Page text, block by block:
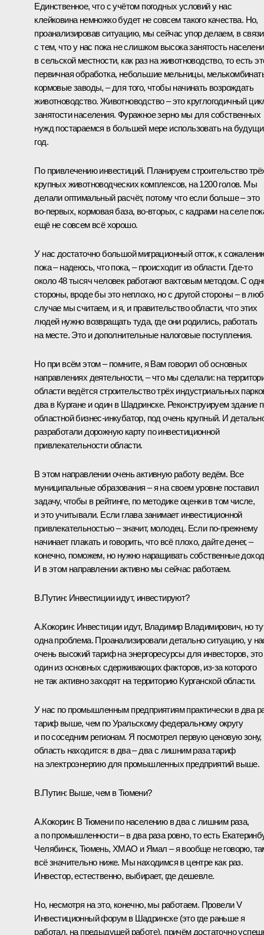
Единственное, что с учётом погодных условий у нас
клейковина немножко будет не совсем такого качества. Но,
проанализировав ситуацию, мы сейчас упор делаем, в связи
с тем, что у нас пока не слишком высока занятость
в сельской местности, как раз на животноводство, то есть
первичная обработка, небольшие мельницы,
кормовые заводы, – для того, чтобы начинать возрождать
животноводство. Животноводство – это круглогодичный
занятости населения. Фуражное зерно мы для собственных
нужд постараемся в большей мере использовать на
год.
По привлечению инвестиций. Планируем строительство
крупных животноводческих комплексов, на 1200 голов. Мы
делали оптимальный расчёт, потому что если больше – это
во‑первых, кормовая база, во‑вторых, с кадрами на селе
ещё не совсем всё хорошо.
У нас достаточно большой миграционный отток, к
пока – надеюсь, что пока, – происходит из области. Где‑то
около 48 тысяч человек работают вахтовым методом. С
стороны, вроде бы это неплохо, но с другой стороны – в
случае мы считаем, и я, и правительство области, что этих
людей нужно возвращать туда, где они родились, работать
на месте. Это и дополнительные налоговые поступления.
Но при всём этом – помните, я Вам говорил об основных
направлениях деятельности, – что мы сделали: на
области ведётся строительство трёх индустриальных
два в Кургане и один в Шадринске. Реконструируем здание
областной бизнес-инкубатор, под очень крупный. И
разработали дорожную карту по инвестиционной
привлекательности области.
В этом направлении очень активную работу ведём. Все
муниципальные образования – я на своем уровне поставил
задачу, чтобы в рейтинге, по методике оценки в том числе,
и это учитывали. Если глава занимает инвестиционной
привлекательностью – значит, молодец. Если по‑прежнему
начинает плакать и говорить, что всё плохо, дайте денег, –
конечно, поможем, но нужно наращивать собственные
И в этом направлении активно мы сейчас работаем.
В.Путин: Инвестиции идут, инвестируют?
А.Кокорин: Инвестиции идут, Владимир Владимирович, но
одна проблема. Проанализировали детально ситуацию, у
очень высокий тариф на энергоресурсы для инвесторов, это
один из основных сдерживающих факторов, из‑за которого
не так активно заходят на территорию Курганской области.
У нас по промышленным предприятиям практически в два
тариф выше, чем по Уральскому федеральному округу
и по соседним регионам. Я посмотрел первую ценовую зону,
область находится: в два – два с лишним раза тариф
на электроэнергию для промышленных предприятий выше.
В.Путин: Выше, чем в Тюмени?
А.Кокорин: В Тюмени по населению в два с лишним раза,
а по промышленности – в два раза ровно, то есть
Челябинск, Тюмень, ХМАО и Ямал – я вообще не говорю,
всё значительно ниже. Мы находимся в центре как раз.
Инвестор, естественно, выбирает, где дешевле.
Но, несмотря на это, конечно, мы работаем. Провели V
Инвестиционный форум в Шадринске (это где раньше я
работал, на предыдущей работе), причём достаточно